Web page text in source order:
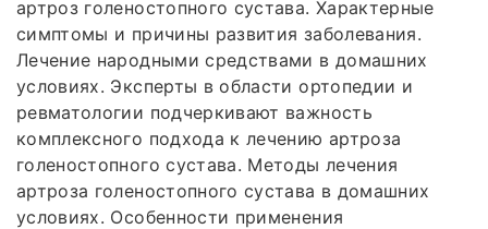
артроз голеностопного сустава. Характерные
симптомы и причины развития заболевания.
Лечение народными средствами в домашних
условиях. Эксперты в области ортопедии и
ревматологии подчеркивают важность
комплексного подхода к лечению артроза
голеностопного сустава. Методы лечения
артроза голеностопного сустава в домашних
условиях. Особенности применения